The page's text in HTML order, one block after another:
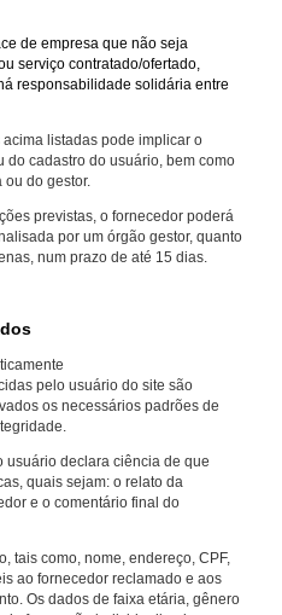
de empresa que não seja
serviço contratado/ofertado,
responsabilidade solidária entre
listadas pode implicar o
do cadastro do usuário, bem como
do gestor.
previstas, o fornecedor poderá
por um órgão gestor, quanto
num prazo de até 15 dias.
pelo usuário do site são
os necessários padrões de
o usuário declara ciência de que
quais sejam: o relato da
e o comentário final do
tais como, nome, endereço, CPF,
ao fornecedor reclamado e aos
Os dados de faixa etária, gênero